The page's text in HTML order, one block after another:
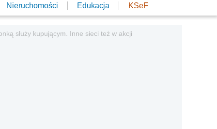
Nieruchomości Edukacja KSeF
służy kupującym. Inne sieci też w akcji